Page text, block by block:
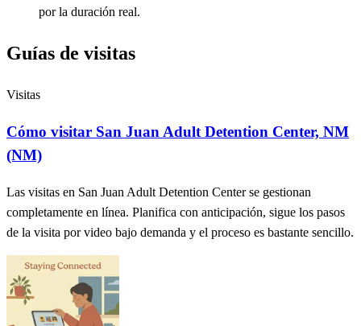
por la duración real.
Guías de visitas
Visitas
Cómo visitar San Juan Adult Detention Center, NM
(NM)
Las visitas en San Juan Adult Detention Center se gestionan
completamente en línea. Planifica con anticipación, sigue los pasos
de la visita por video bajo demanda y el proceso es bastante sencillo.